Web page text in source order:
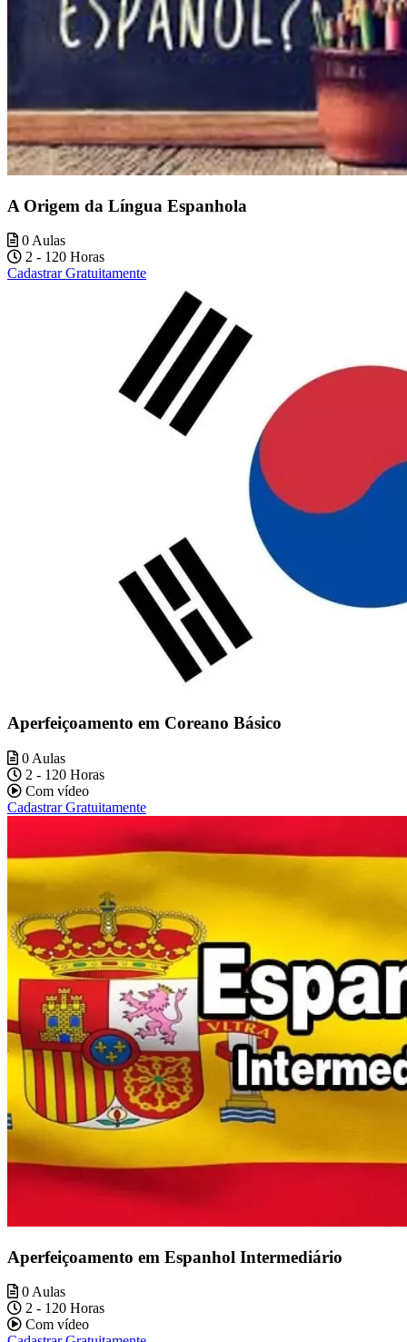
A Origem da Língua Espanhola
0 Aulas
2 - 120 Horas
Cadastrar Gratuitamente
Aperfeiçoamento em Coreano Básico
0 Aulas
2 - 120 Horas
Com vídeo
Cadastrar Gratuitamente
Aperfeiçoamento em Espanhol Intermediário
0 Aulas
2 - 120 Horas
Com vídeo